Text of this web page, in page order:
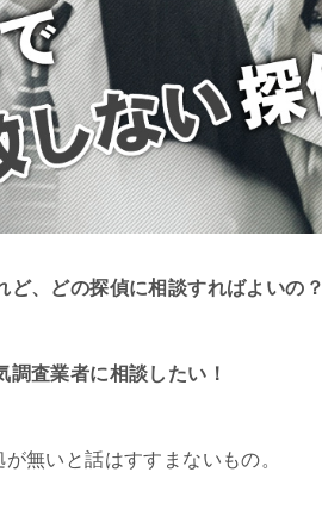
ど、どの探偵に相談すればよいの？
査業者に相談したい！
無いと話はすすまないもの。